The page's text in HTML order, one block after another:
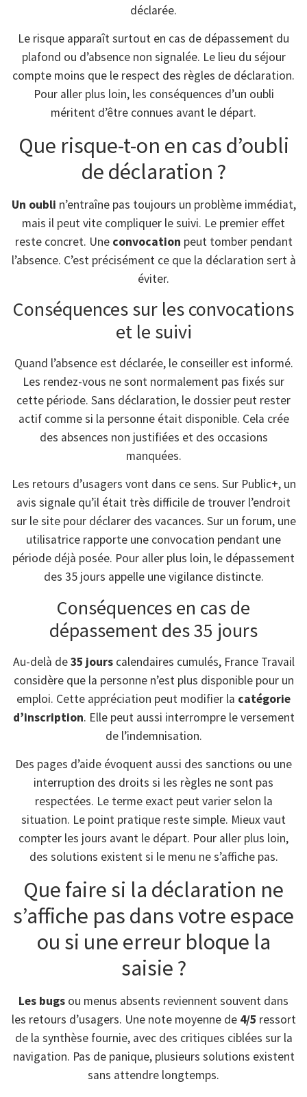
déclarée.
Le risque apparaît surtout en cas de dépassement du
plafond ou d’absence non signalée. Le lieu du séjour
compte moins que le respect des règles de déclaration.
Pour aller plus loin, les conséquences d’un oubli
méritent d’être connues avant le départ.
Que risque-t-on en cas d’oubli
de déclaration ?
Un oubli n’entraîne pas toujours un problème immédiat,
mais il peut vite compliquer le suivi. Le premier effet
reste concret. Une convocation peut tomber pendant
l’absence. C’est précisément ce que la déclaration sert à
éviter.
Conséquences sur les convocations
et le suivi
Quand l’absence est déclarée, le conseiller est informé.
Les rendez-vous ne sont normalement pas fixés sur
cette période. Sans déclaration, le dossier peut rester
actif comme si la personne était disponible. Cela crée
des absences non justifiées et des occasions
manquées.
Les retours d’usagers vont dans ce sens. Sur Public+, un
avis signale qu’il était très difficile de trouver l’endroit
sur le site pour déclarer des vacances. Sur un forum, une
utilisatrice rapporte une convocation pendant une
période déjà posée. Pour aller plus loin, le dépassement
des 35 jours appelle une vigilance distincte.
Conséquences en cas de
dépassement des 35 jours
Au-delà de35 jourscalendaires cumulés, France Travail
considère que la personne n’est plus disponible pour un
emploi. Cette appréciation peut modifier la catégorie
d’inscription. Elle peut aussi interrompre le versement
de l’indemnisation.
Des pages d’aide évoquent aussi des sanctions ou une
interruption des droits si les règles ne sont pas
respectées. Le terme exact peut varier selon la
situation. Le point pratique reste simple. Mieux vaut
compter les jours avant le départ. Pour aller plus loin,
des solutions existent si le menu ne s’affiche pas.
Que faire si la déclaration ne
s’affiche pas dans votre espace
ou si une erreur bloque la
saisie ?
Les bugs ou menus absents reviennent souvent dans
les retours d’usagers. Une note moyenne de 4/5 ressort
de la synthèse fournie, avec des critiques ciblées sur la
navigation. Pas de panique, plusieurs solutions existent
sans attendre longtemps.